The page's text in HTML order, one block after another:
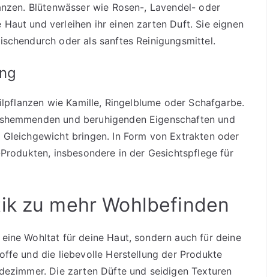
Blütenwässer wie Rosen-, Lavendel- oder
und verleihen ihr einen zarten Duft. Sie eignen
oder als sanftes Reinigungsmittel.
wie Kamille, Ringelblume oder Schafgarbe.
und beruhigenden Eigenschaften und
bringen. In Form von Extrakten oder
insbesondere in der Gesichtspflege für
zu mehr Wohlbefinden
Wohltat für deine Haut, sondern auch für deine
und die liebevolle Herstellung der Produkte
Die zarten Düfte und seidigen Texturen